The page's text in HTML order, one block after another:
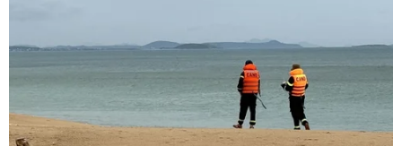
Sở Giao thông Vận tải Thành phố Hồ Chí
Minh cùng các đơn vị liên quan đã triển khai
thí điểm bảng tra cứu thông tin tên đường trên
địa bàn Quận 1 (Thành phố Hồ Chí Minh) thông